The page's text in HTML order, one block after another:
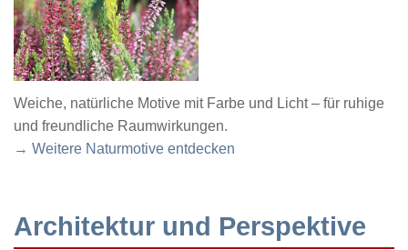
Weiche, natürliche Motive mit Farbe und Licht – für ruhige
und freundliche Raumwirkungen.
→ Weitere Naturmotive entdecken
Architektur und Perspektive